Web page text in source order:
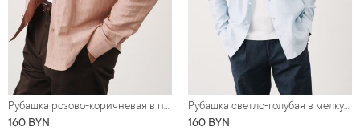
Рубашка розово-коричневая в полоску, хлопок со льном
160 BYN
Рубашка светло-голубая в мелкую полоску с карманом, классика воротник (Regular fit)
160 BYN